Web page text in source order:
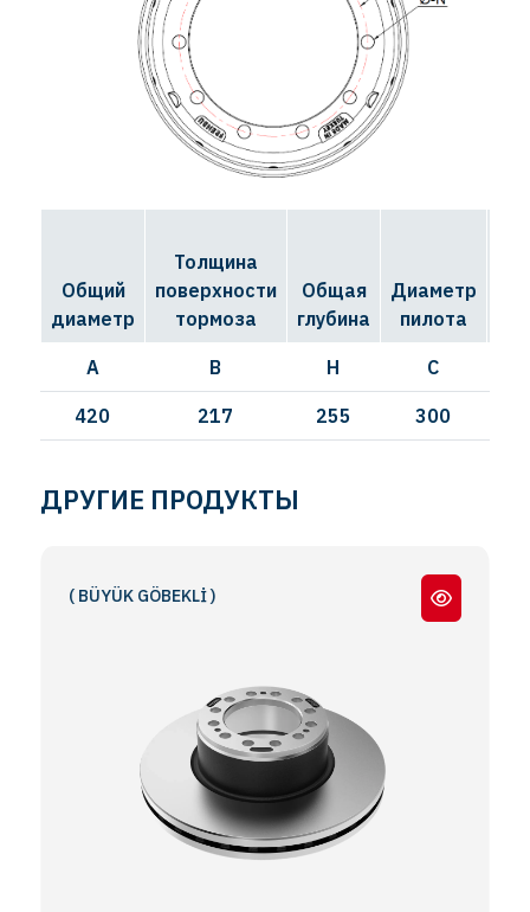
Общий
диаметр
Толщина
поверхности
тормоза
Общая
глубина
Диаметр
пилота
A B H C
420 217 255 300
ДРУГИЕ ПРОДУКТЫ
( BÜYÜK GÖBEKLİ )